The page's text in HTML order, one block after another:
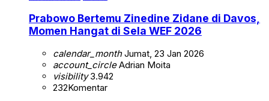
Prabowo Bertemu Zinedine Zidane di Davos,
Momen Hangat di Sela WEF 2026
calendar_monthJumat, 23 Jan 2026
account_circleAdrian Moita
visibility3.942
232Komentar